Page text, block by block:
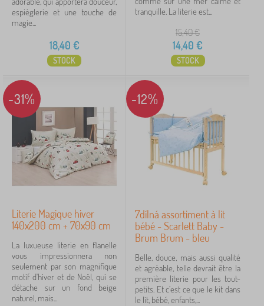
espièglerie et une touche de
magie...
18,40 €
STOCK
tranquille. La literie est...
15,40€
14,40 €
STOCK
-31%
Literie Magique hiver
140x200 cm + 70x90 cm
La luxueuse literie en flanelle
vous impressionnera non
seulement par son magnifique
motif d'hiver et de Noël, qui se
détache sur un fond beige
naturel, mais...
-12%
7dílná assortiment à lit
bébé - Scarlett Baby -
Brum Brum - bleu
Belle, douce, mais aussi qualité
et agréable, telle devrait être la
première literie pour les tout-
petits. Et c’est ce que le kit dans
le lit, bébé, enfants,...